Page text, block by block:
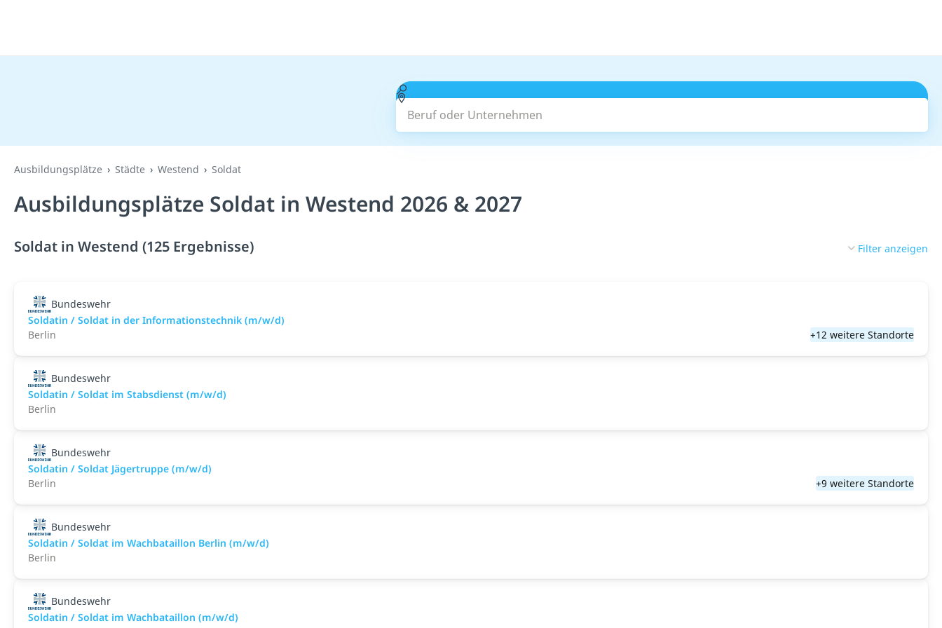
Beruf oder Unternehmen
Ausbildungsplätze Städte Westend Soldat
Ausbildungsplätze Soldat in Westend 2026 & 2027
Soldat in Westend (125 Ergebnisse) Filter anzeigen
Bundeswehr
Soldatin / Soldat in der Infor­mations­technik (m/w/d)
Berlin
+12 weitere Standorte
Bundeswehr
Soldatin / Soldat im Stabs­dienst (m/w/d)
Berlin
Bundeswehr
Soldatin / Soldat Jägertruppe (m/w/d)
Berlin
+9 weitere Standorte
Bundeswehr
Soldatin / Soldat im Wachbataillon Berlin (m/w/d)
Berlin
Bundeswehr
Soldatin / Soldat im Wachbataillon (m/w/d)